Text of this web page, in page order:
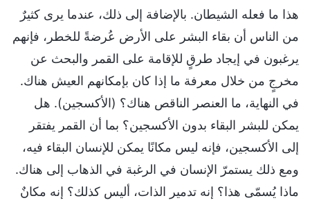
هذا ما فعله الشيطان. بالإضافة إلى ذلك، عندما يرى كثيرٌ
من الناس أن بقاء البشر على الأرض عُرضةً للخطر، فإنهم
يرغبون في إيجاد طرقٍ للإقامة على القمر والبحث عن
مخرجٍ من خلال معرفة ما إذا كان بإمكانهم العيش هناك.
في النهاية، ما العنصر الناقص هناك؟ (الأكسجين). هل
يمكن للبشر البقاء بدون الأكسجين؟ بما أن القمر يفتقر
إلى الأكسجين، فإنه ليس مكانًا يمكن للإنسان البقاء فيه،
ومع ذلك يستمرّ الإنسان في الرغبة في الذهاب إلى هناك.
ماذا يُسمّى هذا؟ إنه تدمير الذات، أليس كذلك؟ إنه مكانٌ